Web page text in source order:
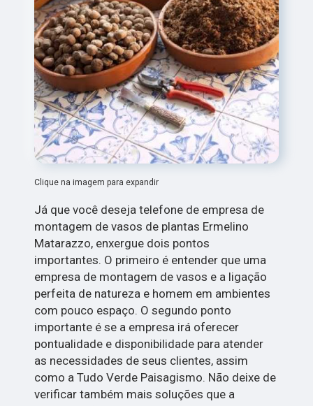
Clique na imagem para expandir
Já que você deseja telefone de empresa de
montagem de vasos de plantas Ermelino
Matarazzo, enxergue dois pontos
importantes. O primeiro é entender que uma
empresa de montagem de vasos e a ligação
perfeita de natureza e homem em ambientes
com pouco espaço. O segundo ponto
importante é se a empresa irá oferecer
pontualidade e disponibilidade para atender
as necessidades de seus clientes, assim
como a Tudo Verde Paisagismo. Não deixe de
verificar também mais soluções que a